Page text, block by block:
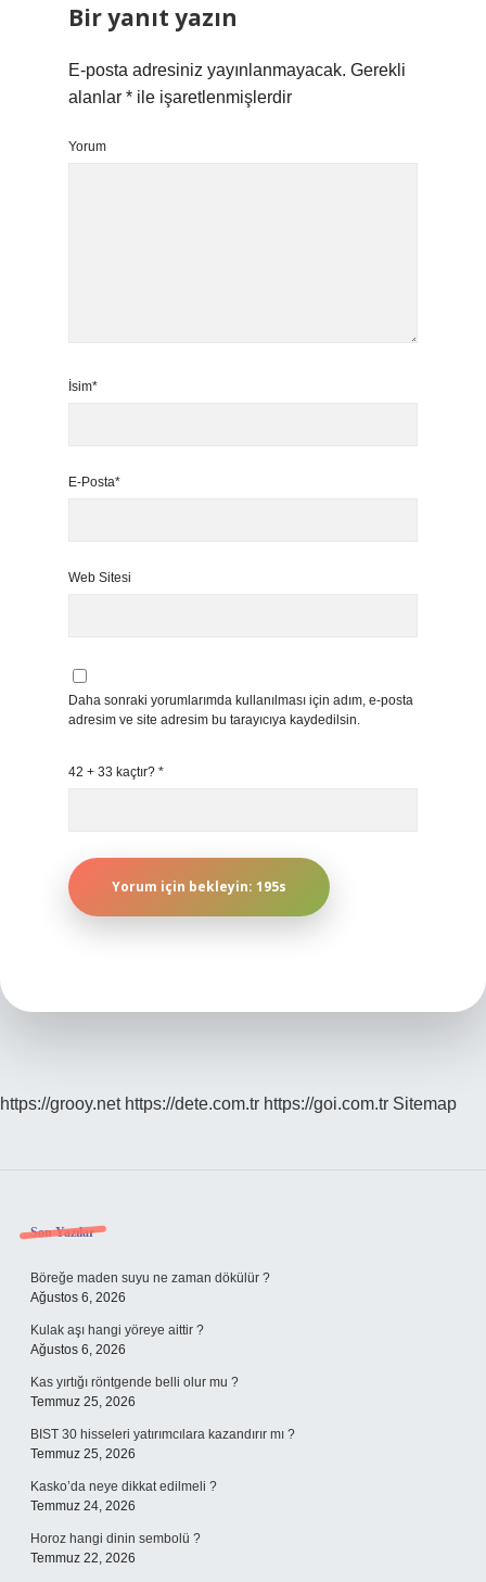
Bir yanıt yazın
E-posta adresiniz yayınlanmayacak. Gerekli
alanlar * ile işaretlenmişlerdir
Yorum
İsim*
E-Posta*
Web Sitesi
Daha sonraki yorumlarımda kullanılması için adım, e-posta
adresim ve site adresim bu tarayıcıya kaydedilsin.
42 + 33 kaçtır? *
https://grooy.net https://dete.com.tr https://goi.com.tr Sitemap
Sidebar
Son Yazılar
Böreğe maden suyu ne zaman dökülür ?
Ağustos 6, 2026
Kulak aşı hangi yöreye aittir ?
Ağustos 6, 2026
Kas yırtığı röntgende belli olur mu ?
Temmuz 25, 2026
BIST 30 hisseleri yatırımcılara kazandırır mı ?
Temmuz 25, 2026
Kasko’da neye dikkat edilmeli ?
Temmuz 24, 2026
Horoz hangi dinin sembolü ?
Temmuz 22, 2026